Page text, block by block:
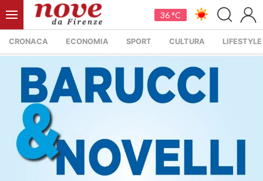
36 °C
CRONACA ECONOMIA SPORT CULTURA LIFESTYLE